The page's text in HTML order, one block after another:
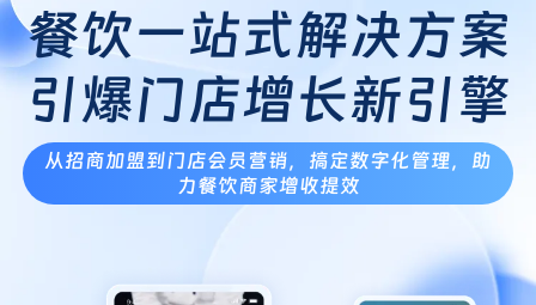
餐饮一站式解决方案
引爆门店增长新引擎
从招商加盟到门店会员营销，搞定数字化管理，助
力餐饮商家增收提效